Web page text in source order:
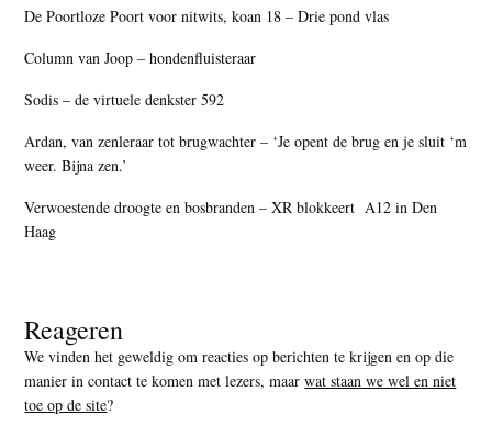
De Poortloze Poort voor nitwits, koan 18 – Drie pond vlas
Column van Joop – hondenfluisteraar
Sodis – de virtuele denkster 592
Ardan, van zenleraar tot brugwachter – ‘Je opent de brug en je sluit ‘m
weer. Bijna zen.’
Verwoestende droogte en bosbranden – XR blokkeert A12 in Den
Haag
Reageren
We vinden het geweldig om reacties op berichten te krijgen en op die
manier in contact te komen met lezers, maarwat staan we wel en niet
toe op de site?